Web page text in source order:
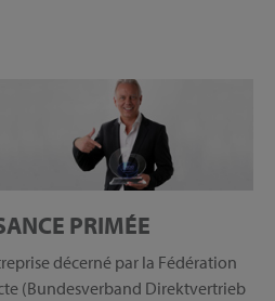
PRIMÉE
décerné par la Fédération
(Bundesverband Direktvertrieb